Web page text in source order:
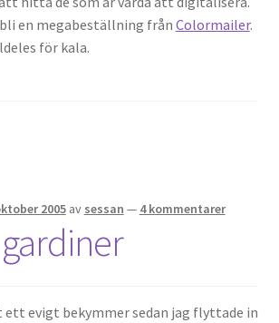
en megabeställning från Colormailer.
för kala.
2005 av sessan — 4 kommentarer
ett evigt bekymmer sedan jag flyttade in